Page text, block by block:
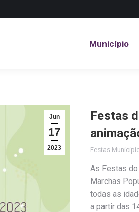
Município
Jun
17
2023
Festas
Festas
As Festas
Marchas
todas as
a partir das
Município